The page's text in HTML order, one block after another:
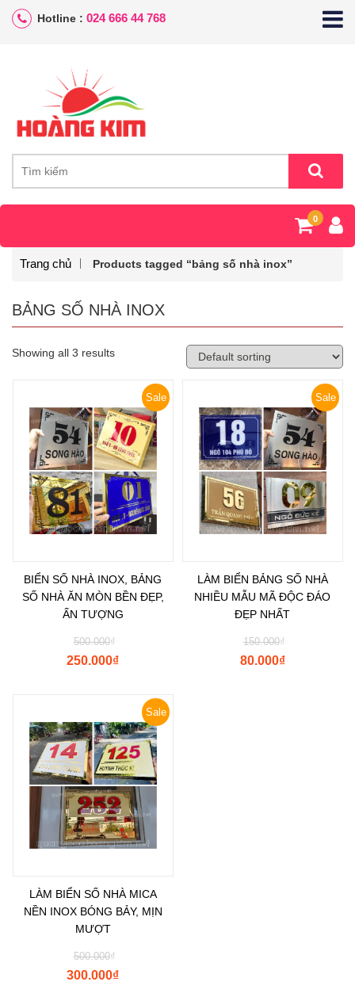
Hotline : 024 666 44 768
0
Trang chủ Products tagged “bảng số nhà inox”
BẢNG SỐ NHÀ INOX
Showing all 3 results
Sale
BIỂN SỐ NHÀ INOX, BẢNG
SỐ NHÀ ĂN MÒN BỀN ĐẸP,
ẤN TƯỢNG
₫
500.000
₫
250.000
Sale
LÀM BIỂN BẢNG SỐ NHÀ
NHIỀU MẪU MÃ ĐỘC ĐÁO
ĐẸP NHẤT
₫
150.000
₫
80.000
Sale
LÀM BIỂN SỐ NHÀ MICA
NỀN INOX BÓNG BẢY, MỊN
MƯỢT
₫
500.000
₫
300.000